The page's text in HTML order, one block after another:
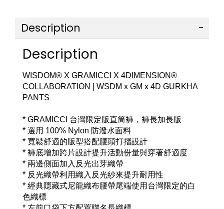
Description
Description
WISDOM® X GRAMICCI X 4DIMENSION®
COLLABORATION | WSDM x GM x 4D GURKHA
PANTS
* GRAMICCI 台灣限定版直筒褲，褲長加長版
* 選用 100% Nylon 防潑水面料
* 寬鬆舒適的版型搭配腰頭打摺設計
* 褲底增加跨片設計提升活動份量與穿著舒適度
* 兩邊側面加入反光出芽織帶
* 反光織帶利用織入反光紗來提升耐用性
* 經典隱藏式尼龍織布腰帶尾端使用台灣限定的白
色織標